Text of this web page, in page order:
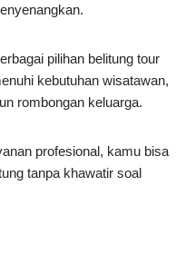
pilihan belitung tour
kebutuhan wisatawan,
rombongan keluarga.
profesional, kamu bisa
tanpa khawatir soal